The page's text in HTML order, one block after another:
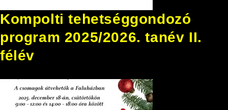
Kompolti tehetséggondozó
program 2025/2026. tanév II.
félév